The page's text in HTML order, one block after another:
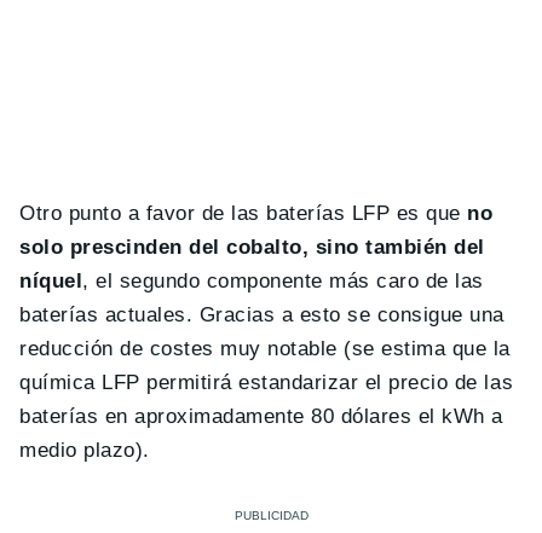
Otro punto a favor de las baterías LFP es que no
solo prescinden del cobalto, sino también del
níquel, el segundo componente más caro de las
baterías actuales. Gracias a esto se consigue una
reducción de costes muy notable (se estima que la
química LFP permitirá estandarizar el precio de las
baterías en aproximadamente 80 dólares el kWh a
medio plazo).